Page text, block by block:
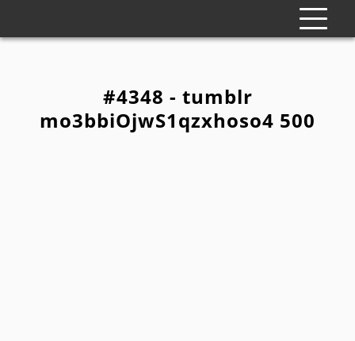
#4348 - tumblr
mo3bbiOjwS1qzxhoso4 500